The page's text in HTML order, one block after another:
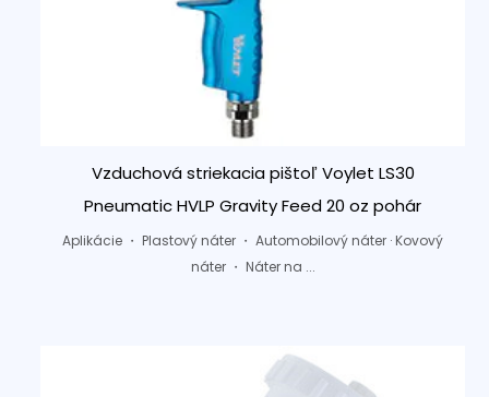
Vzduchová striekacia pištoľ Voylet LS30
Pneumatic HVLP Gravity Feed 20 oz pohár
Aplikácie ・ Plastový náter ・ Automobilový náter · Kovový
náter ・ Náter na ...